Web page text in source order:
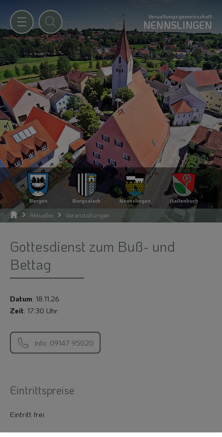
Verwaltungsgemeinschaft
NENNSLINGEN
Bergen Burgsalach Nennslingen Raitenbuch
Aktuelles Veranstaltungen
Gottesdienst zum Buß- und
Bettag
Datum: 18.11.26
Zeit: 17:30 Uhr
Info: 09147 95020
Eintrittspreise
Eintritt frei